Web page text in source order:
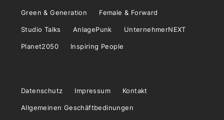
Green & Generation Female & Forward
Studio Talks AnlagePunk UnternehmerNEXT
Planet2050 Inspiring People
Datenschutz Impressum Kontakt
Allgemeinen Geschäftbedinungen